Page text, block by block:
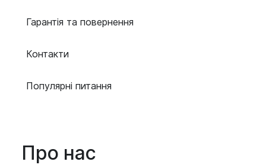
Гарантія та повернення
Контакти
Популярні питання
Про нас